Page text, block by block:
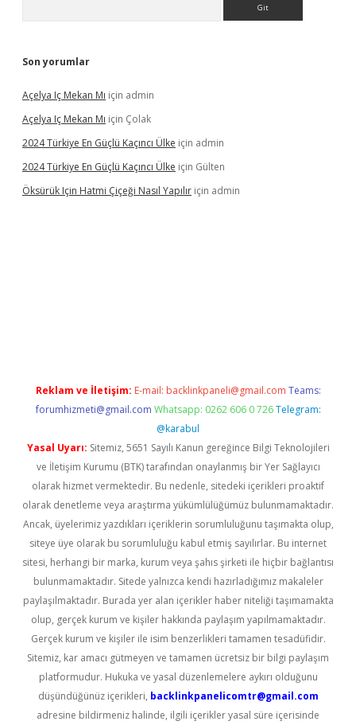
Son yorumlar
Açelya Iç Mekan Mı için admin
Açelya Iç Mekan Mı için Çolak
2024 Türkiye En Güçlü Kaçıncı Ülke için admin
2024 Türkiye En Güçlü Kaçıncı Ülke için Gülten
Öksürük Için Hatmi Çiçeği Nasıl Yapılır için admin
Reklam ve İletişim: E-mail: backlinkpaneli@gmail.com Teams:
forumhizmeti@gmail.com Whatsapp: 0262 606 0 726 Telegram:
@karabul
Yasal Uyarı: Sitemiz, 5651 Sayılı Kanun gereğince Bilgi Teknolojileri
ve İletişim Kurumu (BTK) tarafından onaylanmış bir Yer Sağlayıcı
olarak hizmet vermektedir. Bu nedenle, sitedeki içerikleri proaktif
olarak denetleme veya araştırma yükümlülüğümüz bulunmamaktadır.
Ancak, üyelerimiz yazdıkları içeriklerin sorumluluğunu taşımakta olup,
siteye üye olarak bu sorumluluğu kabul etmiş sayılırlar. Bu internet
sitesi, herhangi bir marka, kurum veya şahıs şirketi ile hiçbir bağlantısı
bulunmamaktadır. Sitede yalnızca kendi hazırladığımız makaleler
paylaşılmaktadır. Burada yer alan içerikler haber niteliği taşımamakta
olup, gerçek kurum ve kişiler hakkında paylaşım yapılmamaktadır.
Gerçek kurum ve kişiler ile isim benzerlikleri tamamen tesadüfidir.
Sitemiz, kar amacı gütmeyen ve tamamen ücretsiz bir bilgi paylaşım
platformudur. Hukuka ve yasal düzenlemelere aykırı olduğunu
düşündüğünüz içerikleri, backlinkpanelicomtr@gmail.com
adresine bildirmeniz halinde, ilgili içerikler yasal süre içerisinde